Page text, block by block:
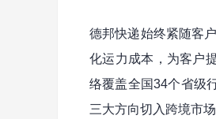
德邦快递始终紧随客
化运力成本，为客户
络覆盖全国34个省级
三大方向切入跨境市